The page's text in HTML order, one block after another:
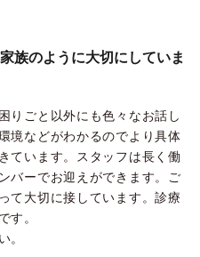
族のように大切にしていま
りごと以外にも色々なお話し
境などがわかるのでより具体
ています。スタッフは長く働
バーでお迎えができます。ご
て大切に接しています。診療
す。
。